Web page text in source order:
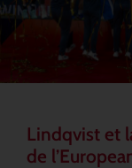
Lindqvist et
de